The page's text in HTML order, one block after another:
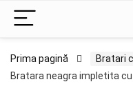
Prima pagină Bratari
Bratara neagra impletita cu